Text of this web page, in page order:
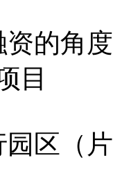
角度
目
（片